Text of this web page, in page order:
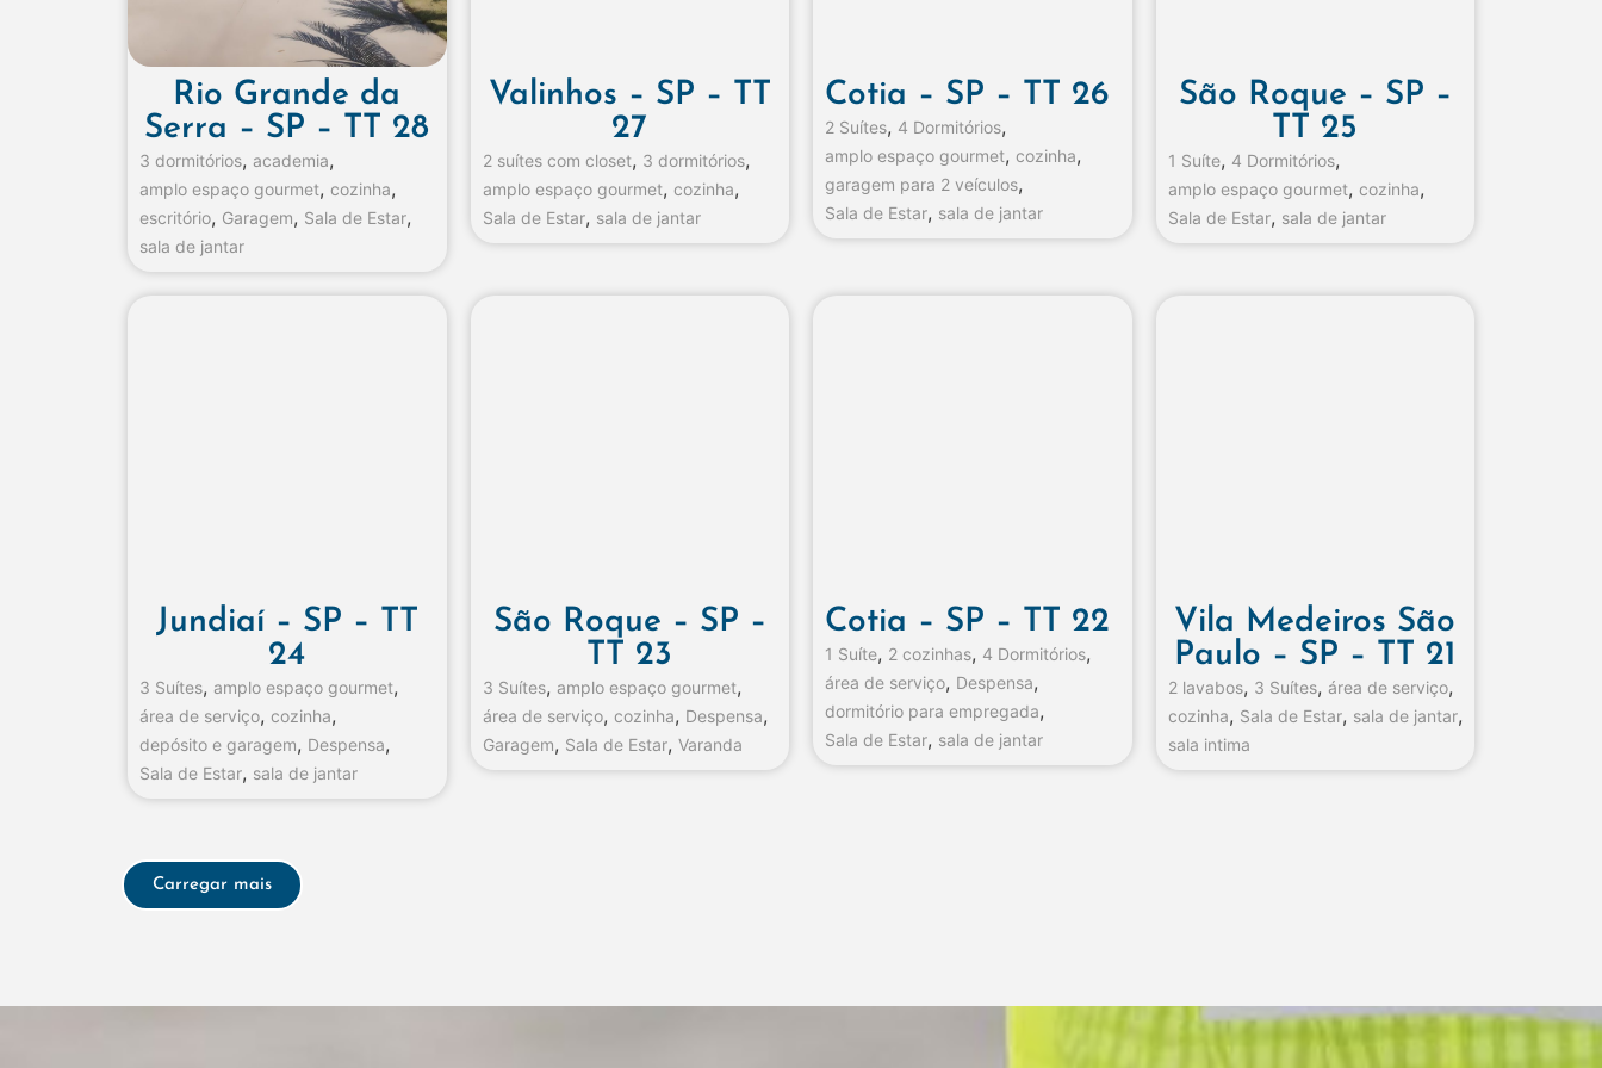
Rio Grande da
Serra – SP – TT 28
3 dormitórios, academia,
amplo espaço gourmet, cozinha,
escritório, Garagem, Sala de Estar,
sala de jantar
Valinhos – SP – TT
27
2 suítes com closet, 3 dormitórios,
amplo espaço gourmet, cozinha,
Sala de Estar, sala de jantar
Cotia – SP – TT 26
2 Suítes, 4 Dormitórios,
amplo espaço gourmet, cozinha,
garagem para 2 veículos,
Sala de Estar, sala de jantar
São Roque – SP –
TT 25
1 Suíte, 4 Dormitórios,
amplo espaço gourmet, cozinha,
Sala de Estar, sala de jantar
Jundiaí – SP – TT
24
3 Suítes, amplo espaço gourmet,
área de serviço, cozinha,
depósito e garagem, Despensa,
Sala de Estar, sala de jantar
São Roque – SP –
TT 23
3 Suítes, amplo espaço gourmet,
área de serviço, cozinha, Despensa,
Garagem, Sala de Estar, Varanda
Cotia – SP – TT 22
1 Suíte, 2 cozinhas, 4 Dormitórios,
área de serviço, Despensa,
dormitório para empregada,
Sala de Estar, sala de jantar
Vila Medeiros São
Paulo – SP – TT 21
2 lavabos, 3 Suítes, área de serviço,
cozinha, Sala de Estar, sala de jantar,
sala intima
Carregar mais